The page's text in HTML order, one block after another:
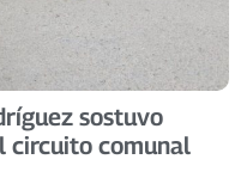
sostuvo
circuito comunal